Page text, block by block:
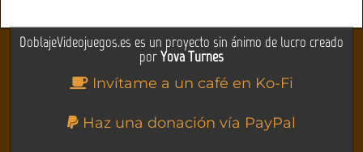
DoblajeVideojuegos.es es un proyecto sin ánimo de lucro creado
porYova Turnes
Invítame a un café en Ko-Fi
Haz una donación vía PayPal